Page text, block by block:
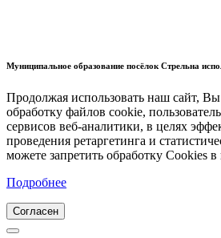
Муниципальное образование посёлок Стрельна
Продолжая использовать наш сайт, Вы
обработку файлов cookie,
сервисов веб-аналитики, в целях
проведения ретаргетинга и
можете запретить обработку Cookies в
Подробнее
Согласен